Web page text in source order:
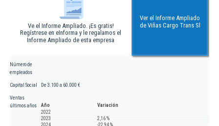
Ve el Informe Ampliado. ¡Es gratis!
Regístrese en eInforma y le regalamos el
Informe Ampliado de esta empresa
Ver el Informe Ampliado
de Viñas Cargo Trans Sl
Número de
empleados
Capital Social De 3.100 a 60.000 €
Ventas
últimos años
Año
Variación
2022
2023
2,16 %